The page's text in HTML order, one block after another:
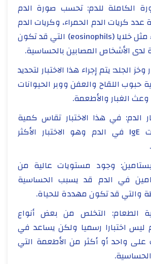
الكاملة للدم: تحسب صورة الدم
عدد كريات الدم الحمراء، وكريات الدم
مثل خلايا (eosinophils) التي قد تكون
لدى الأشخاص المصابين بالحساسية.
وخز الجلد: يتم إجراء هذا الاختبار لتحديد
حبوب اللقاح والعفن ووبر الحيوانات
وعث الغبار والأطعمة.
الدم: في هذا الاختبار تقاس كمية
IgE في الدم وهو الاختبار الأكثر
وجود مستويات عالية من
في الدم قد يسبب الحساسية
والتي قد تكون مهددة للحياة.
الطعام: التخلص من بعض أنواع
ليس اختبارا رسميا ولكن يساعد في
على واحد أو أكثر من الأطعمة التي